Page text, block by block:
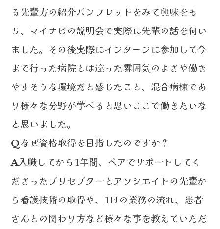
る先輩方の紹介パンフレットをみて興味をも
ち、マイナビの説明会で実際に先輩の話を伺い
ました。その後実際にインターンに参加して今
まで行った病院とは違った雰囲気のよさや働き
やすそうな環境だと感じたこと、混合病棟であ
り様々な分野が学べると思いここで働きたいな
と思いました。
Qなぜ資格取得を目指したのですか？
A入職してから1年間、ペアでサポートしてく
ださったプリセプターとアソシエイトの先輩か
ら看護技術の取得や、1日の業務の流れ、患者
さんとの関わり方など様々な事を教えていただ